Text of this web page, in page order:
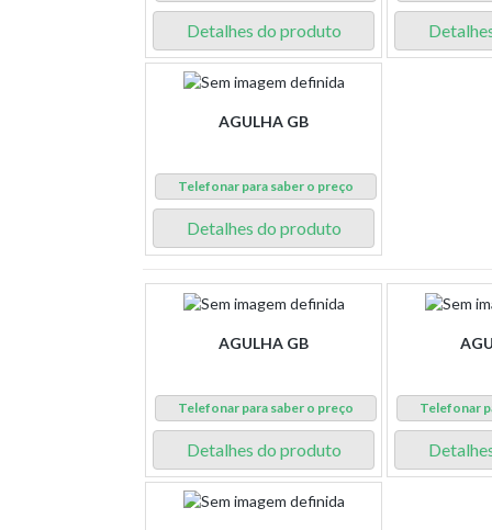
Detalhes do produto
AGULHA GB
Telefonar para saber o preço
Detalhes do produto
AGULHA GB
Telefonar para saber o preço
Detalhes do produto
Telefonar